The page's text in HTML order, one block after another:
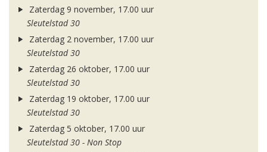
Zaterdag 9 november, 17.00 uur
Sleutelstad 30
Zaterdag 2 november, 17.00 uur
Sleutelstad 30
Zaterdag 26 oktober, 17.00 uur
Sleutelstad 30
Zaterdag 19 oktober, 17.00 uur
Sleutelstad 30
Zaterdag 5 oktober, 17.00 uur
Sleutelstad 30 - Non Stop